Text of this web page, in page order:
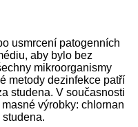
usmrcení patogenních
aby bylo bez
mikroorganismy
metody dezinfekce patří
studena. V současnosti
výrobky: chlornan